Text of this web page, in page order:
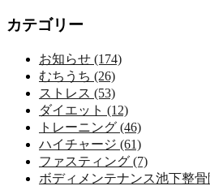
カテゴリー
お知らせ (174)
むちうち (26)
ストレス (53)
ダイエット (12)
トレーニング (46)
ハイチャージ (61)
ファスティング (7)
ボディメンテナンス池下整